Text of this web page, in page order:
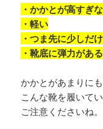
・かかとが高すぎ
・軽い
・つま先に少しだ
・靴底に弾力がある
かかとがあまりに
こんな靴を履いて
ご注意くださいね。